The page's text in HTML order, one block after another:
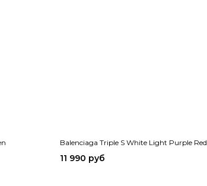
Balenciaga Triple S White Light Purple Red
11 990 руб